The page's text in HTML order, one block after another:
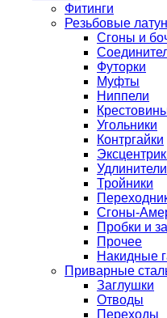
Фитинги
Резьбовые
Сгоны и
Футорки
Муфты
Ниппели
Угольники
Контргайки
Удлинители
Тройники
Сгоны-
Пробки и
Прочее
Накидные
Приварные
Заглушки
Отводы
Переходы